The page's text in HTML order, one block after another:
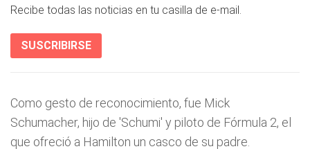
Recibe todas las noticias en tu casilla de e-mail.
SUSCRIBIRSE
Como gesto de reconocimiento, fue Mick
Schumacher, hijo de 'Schumi' y piloto de Fórmula 2, el
que ofreció a Hamilton un casco de su padre.